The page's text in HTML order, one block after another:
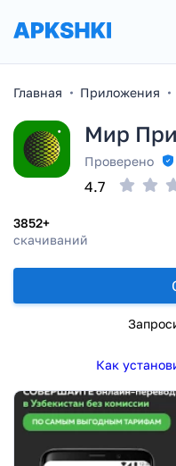
Главная Приложения
Мир
Проверено
3852+
скачиваний
4.7
Как